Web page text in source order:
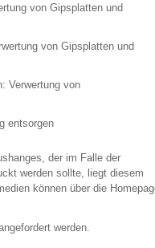
von Gipsplatten und
von Gipsplatten und
Verwertung von
entsorgen
der im Falle der
werden sollte, liegt diesem
können über die
werden.